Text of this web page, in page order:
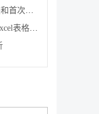
次使用
格详解